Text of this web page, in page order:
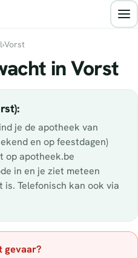
›Vorst
in Vorst
je de apotheek van
en op feestdagen)
op apotheek.be
in en je ziet meteen
Telefonisch kan ook via
gevaar?